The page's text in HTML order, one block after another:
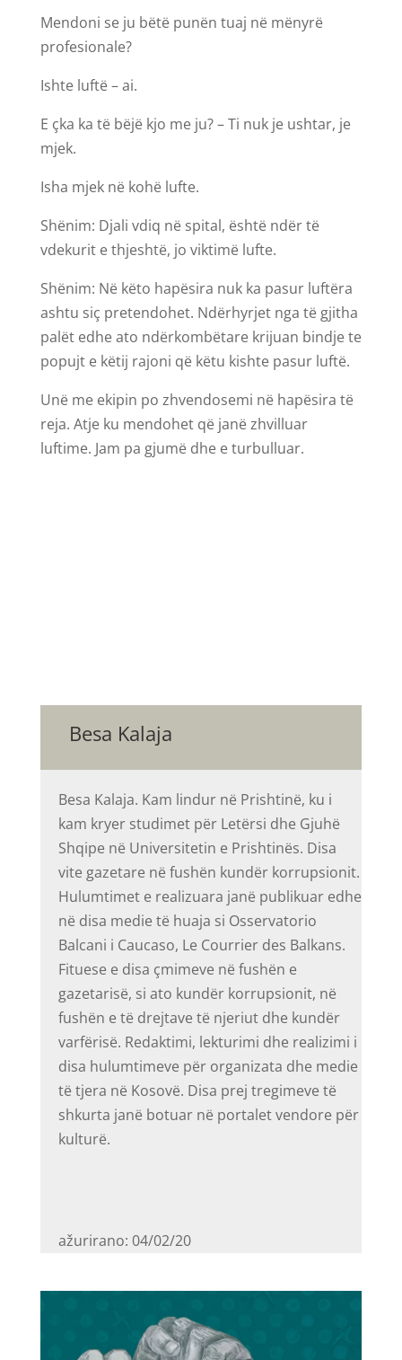
Mendoni se ju bëtë punën tuaj në mënyrë
profesionale?
Ishte luftë – ai.
E çka ka të bëjë kjo me ju? – Ti nuk je ushtar, je
mjek.
Isha mjek në kohë lufte.
Shënim: Djali vdiq në spital, është ndër të
vdekurit e thjeshtë, jo viktimë lufte.
Shënim: Në këto hapësira nuk ka pasur luftëra
ashtu siç pretendohet. Ndërhyrjet nga të gjitha
palët edhe ato ndërkombëtare krijuan bindje te
popujt e këtij rajoni që këtu kishte pasur luftë.
Unë me ekipin po zhvendosemi në hapësira të
reja. Atje ku mendohet që janë zhvilluar
luftime. Jam pa gjumë dhe e turbulluar.
Besa Kalaja
Besa Kalaja. Kam lindur në Prishtinë, ku i
kam kryer studimet për Letërsi dhe Gjuhë
Shqipe në Universitetin e Prishtinës. Disa
vite gazetare në fushën kundër korrupsionit.
Hulumtimet e realizuara janë publikuar edhe
në disa medie të huaja si Osservatorio
Balcani i Caucaso, Le Courrier des Balkans.
Fituese e disa çmimeve në fushën e
gazetarisë, si ato kundër korrupsionit, në
fushën e të drejtave të njeriut dhe kundër
varfërisë. Redaktimi, lekturimi dhe realizimi i
disa hulumtimeve për organizata dhe medie
të tjera në Kosovë. Disa prej tregimeve të
shkurta janë botuar në portalet vendore për
kulturë.
ažurirano: 04/02/20